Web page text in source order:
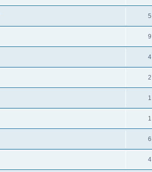
5
9
4
2
1
1
6
4